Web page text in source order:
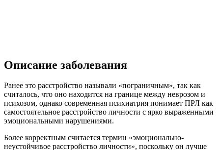
Описание заболевания
Ранее это расстройство называли «пограничным», так как
считалось, что оно находится на границе между неврозом и
психозом, однако современная психиатрия понимает ПРЛ как
самостоятельное расстройство личности с ярко выраженными
эмоциональными нарушениями.
Более корректным считается термин «эмоционально-
неустойчивое расстройство личности», поскольку он лучше